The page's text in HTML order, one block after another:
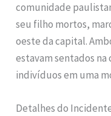
comunidade
seu filho mortos,
oeste da capital.
estavam sentados
indivíduos em uma
Detalhes do